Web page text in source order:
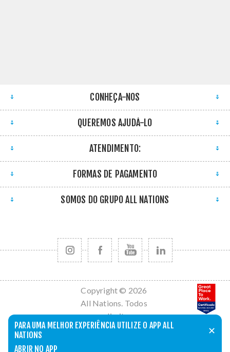
PARA UMA MELHOR EXPERIÊNCIA UTILIZE O APP ALL
NATIONS
✕
ABRIR NO APP
CONHEÇA-NOS
QUEREMOS AJUDÁ-LO
ATENDIMENTO:
FORMAS DE PAGAMENTO
SOMOS DO GRUPO ALL NATIONS
Copyright © 2026
All Nations. Todos
os direitos
reservados.